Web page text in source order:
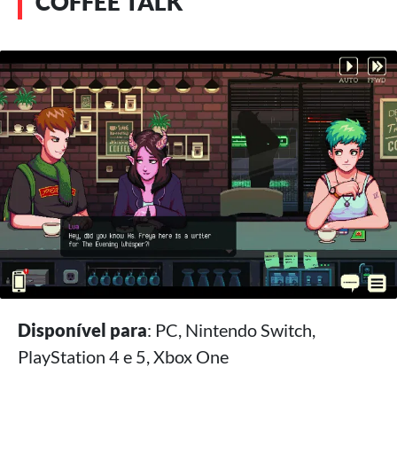
Disponível para: PC, Nintendo Switch,
PlayStation 4 e 5, Xbox One